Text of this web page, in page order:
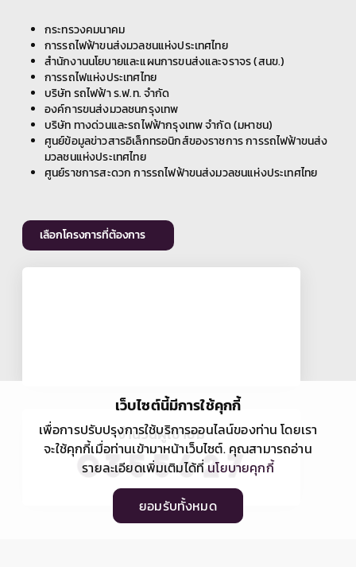
กระทรวงคมนาคม
การรถไฟฟ้าขนส่งมวลชนแห่งประเทศไทย
สำนักงานนโยบายและแผนการขนส่งและจราจร (สนข.)
การรถไฟแห่งประเทศไทย
บริษัท รถไฟฟ้า ร.ฟ.ท. จำกัด
องค์การขนส่งมวลชนกรุงเทพ
บริษัท ทางด่วนและรถไฟฟ้ากรุงเทพ จำกัด (มหาชน)
ศูนย์ข้อมูลข่าวสารอิเล็กทรอนิกส์ของราชการ การรถไฟฟ้าขนส่ง
มวลชนแห่งประเทศไทย
ศูนย์ราชการสะดวก การรถไฟฟ้าขนส่งมวลชนแห่งประเทศไทย
เลือกโครงการที่ต้องการ
จำนวนผู้เข้าชม
เว็บไซต์นี้มีการใช้คุกกี้
เพื่อการปรับปรุงการใช้บริการออนไลน์ของท่าน โดยเรา
จะใช้คุกกี้เมื่อท่านเข้ามาหน้าเว็บไซต์. คุณสามารถอ่าน
รายละเอียดเพิ่มเติมได้ที่ นโยบายคุกกี้
ยอมรับทั้งหมด